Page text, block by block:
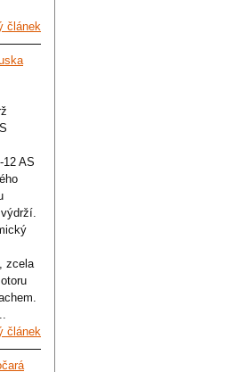
článek
12 AS
zcela
článek